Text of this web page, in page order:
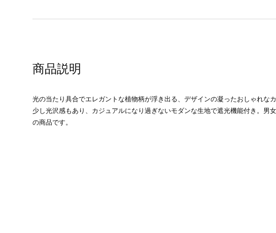
商品説明
光の当たり具合でエレガントな植物柄が浮き出る、デザインの凝ったおしゃれなカ
少し光沢感もあり、カジュアルになり過ぎないモダンな生地で遮光機能付き。男
の商品です。